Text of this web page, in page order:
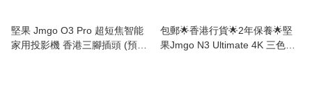
堅果 Jmgo O3 Pro 超短焦智能
家用投影機 香港三腳插頭 (預購
包郵🌟香港行貨🌟2年保養🌟堅
果Jmgo N3 Ultimate 4K 三色激